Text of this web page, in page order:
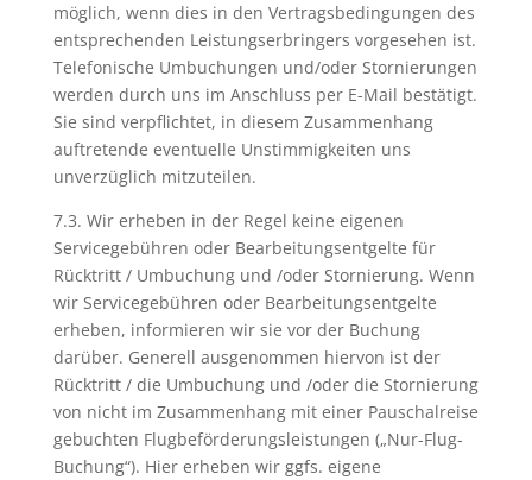
möglich, wenn dies in den Vertragsbedingungen des
entsprechenden Leistungserbringers vorgesehen ist.
Telefonische Umbuchungen und/oder Stornierungen
werden durch uns im Anschluss per E-Mail bestätigt.
Sie sind verpflichtet, in diesem Zusammenhang
auftretende eventuelle Unstimmigkeiten uns
unverzüglich mitzuteilen.
7.3. Wir erheben in der Regel keine eigenen
Servicegebühren oder Bearbeitungsentgelte für
Rücktritt / Umbuchung und /oder Stornierung. Wenn
wir Servicegebühren oder Bearbeitungsentgelte
erheben, informieren wir sie vor der Buchung
darüber. Generell ausgenommen hiervon ist der
Rücktritt / die Umbuchung und /oder die Stornierung
von nicht im Zusammenhang mit einer Pauschalreise
gebuchten Flugbeförderungsleistungen („Nur-Flug-
Buchung“). Hier erheben wir ggfs. eigene